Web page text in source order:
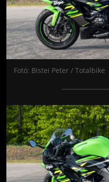
Fotó: Bistei Peter / Totalbike
Jön